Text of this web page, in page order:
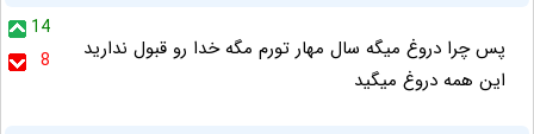
14
8
پس چرا دروغ میگه سال مهار تورم مگه خدا رو قبول ندارید
این همه دروغ میگید